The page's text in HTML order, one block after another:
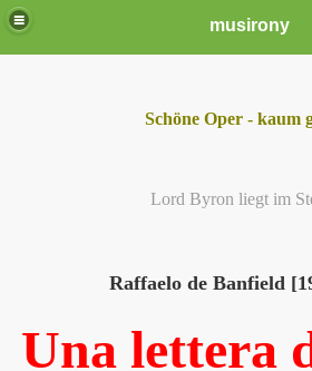
musirony
Schöne Oper - kaum
Lord Byron liegt im
Raffaelo de Banfield
Una lettera